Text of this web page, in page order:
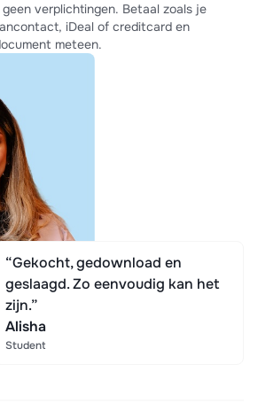
verplichtingen. Betaal zoals je
iDeal of creditcard en
meteen.
“Gekocht, gedownload en
geslaagd. Zo eenvoudig kan het
zijn.”
Alisha
Student